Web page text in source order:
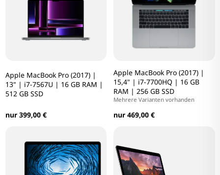
Apple MacBook Pro (2017) |
13" | i7-7567U | 16 GB RAM |
512 GB SSD
nur 399,00 €
Apple MacBook Pro (2017) |
15,4" | i7-7700HQ | 16 GB
RAM | 256 GB SSD
Mehrere Varianten vorhanden
nur 469,00 €